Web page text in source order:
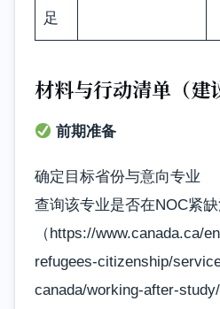
足
材料与行动清单（建
前期准备
确定目标省份与意向专业
查询该专业是否在NOC紧
（https://www.canada.ca/
refugees-citizenship/
canada/working-after-